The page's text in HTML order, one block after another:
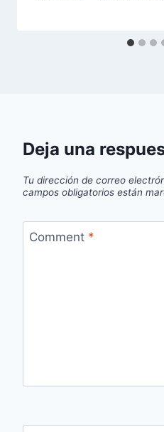
Deja una
Tu dirección de correo
campos obligatorios están
Comment *